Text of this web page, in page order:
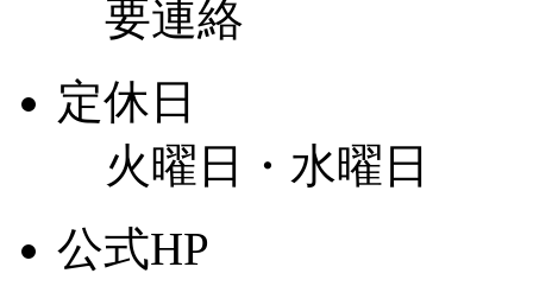
要連絡
定休日
火曜日・水曜日
公式HP